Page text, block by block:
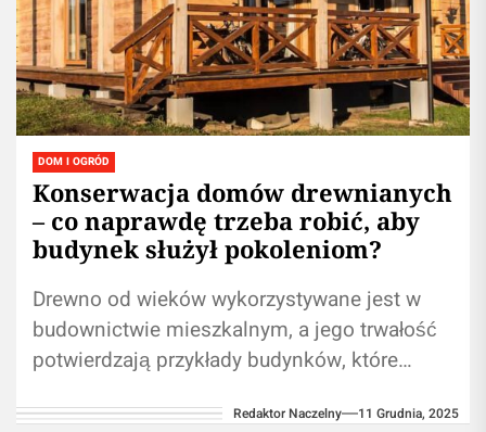
DOM I OGRÓD
Konserwacja domów drewnianych
– co naprawdę trzeba robić, aby
budynek służył pokoleniom?
Drewno od wieków wykorzystywane jest w
budownictwie mieszkalnym, a jego trwałość
potwierdzają przykłady budynków, które
nie jest dziełem przypadku....
Redaktor Naczelny 11 Grudnia, 2025